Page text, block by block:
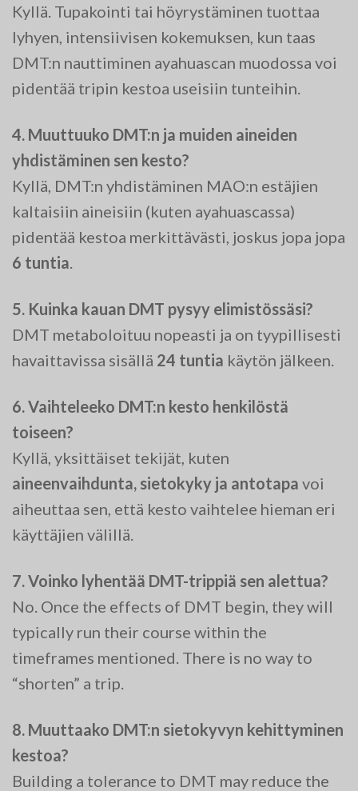
Kyllä. Tupakointi tai höyrystäminen tuottaa
lyhyen, intensiivisen kokemuksen, kun taas
DMT:n nauttiminen ayahuascan muodossa voi
pidentää tripin kestoa useisiin tunteihin.
4. Muuttuuko DMT:n ja muiden aineiden
yhdistäminen sen kesto?
Kyllä, DMT:n yhdistäminen MAO:n estäjien
kaltaisiin aineisiin (kuten ayahuascassa)
pidentää kestoa merkittävästi, joskus jopa jopa
6 tuntia
5. Kuinka kauan DMT pysyy elimistössäsi?
DMT metaboloituu nopeasti ja on tyypillisesti
havaittavissa sisällä 24 tuntia käytön jälkeen.
6. Vaihteleeko DMT:n kesto henkilöstä
toiseen?
Kyllä, yksittäiset tekijät, kuten
aineenvaihdunta, sietokyky ja antotapa voi
aiheuttaa sen, että kesto vaihtelee hieman eri
käyttäjien välillä.
7. Voinko lyhentää DMT-trippiä sen alettua?
No. Once the effects of DMT begin, they will
typically run their course within the
timeframes mentioned. There is no way to
“shorten” a trip.
8. Muuttaako DMT:n sietokyvyn kehittyminen
kestoa?
Building a tolerance to DMT may reduce the